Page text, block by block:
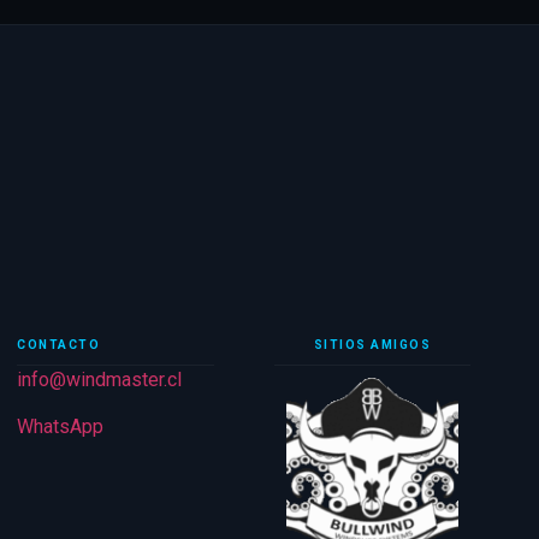
CONTACTO
info@windmaster.cl
WhatsApp
SITIOS AMIGOS